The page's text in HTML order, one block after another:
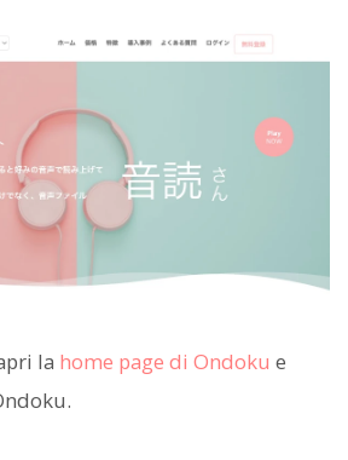
la home page di Ondoku e